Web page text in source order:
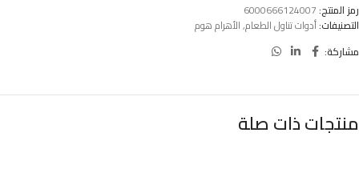
رمز المنتج:6000666124007
التصنيفات:أدوات تناول الطعام,الأهرام هوم
مشاركة:
منتجات ذات صلة